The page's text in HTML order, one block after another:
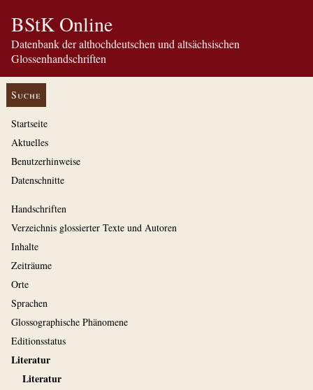
BStK Online
Datenbank der althochdeutschen und altsächsischen
Glossenhandschriften
Suche
Startseite
Aktuelles
Benutzerhinweise
Datenschnitte
Handschriften
Verzeichnis glossierter Texte und Autoren
Inhalte
Zeiträume
Orte
Sprachen
Glossographische Phänomene
Editionsstatus
Literatur
Literatur